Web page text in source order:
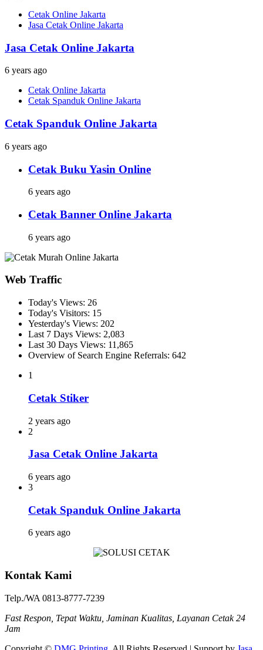
Cetak Online Jakarta
Jasa Cetak Online Jakarta
Jasa Cetak Online Jakarta
6 years ago
Cetak Online Jakarta
Cetak Spanduk Online Jakarta
Cetak Spanduk Online Jakarta
6 years ago
Cetak Buku Yasin Online
6 years ago
Cetak Banner Online Jakarta
6 years ago
Web Traffic
Today's Views: 26
Today's Visitors: 15
Yesterday's Views: 202
Last 7 Days Views: 2,083
Last 30 Days Views: 11,865
Overview of Search Engine Referrals: 642
1
Cetak Stiker
2 years ago
2
Jasa Cetak Online Jakarta
6 years ago
3
Cetak Spanduk Online Jakarta
6 years ago
Kontak Kami
Telp./WA 0813-8777-7239
Fast Respon, Tepat Waktu, Jaminan Kualitas, Layanan Cetak 24
Jam